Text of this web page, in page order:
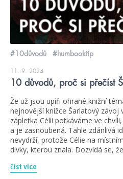
#10důvodů #humbooktip
11. 9. 2024
10 důvodů, proč si přečíst
Že už jsou upíři ohrané knižní
nejnovější knížce Šarlatový závoj
zápletka Célii potkáváme ve
a je zasnoubená. Tahle zdánlivá
nevydrží, protože Célie na
dívky, kterou znala. Dozvídá se,
číst více